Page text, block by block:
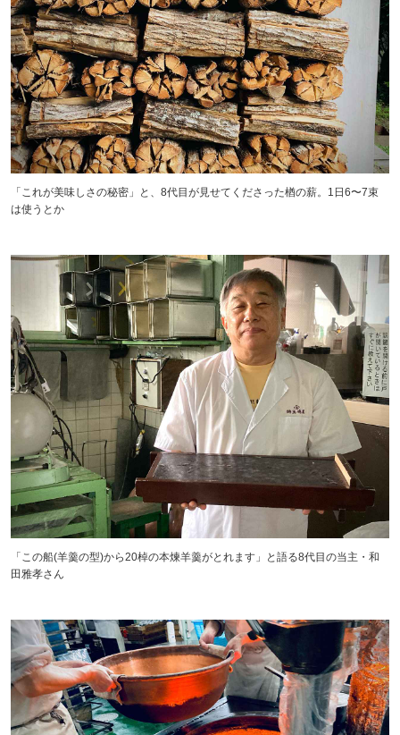
「これが美味しさの秘密」と、8代目が見せてくださった楢の薪。1日6〜7束
は使うとか
「この船(羊羹の型)から20棹の本煉羊羹がとれます」と語る8代目の当主・和
田雅孝さん